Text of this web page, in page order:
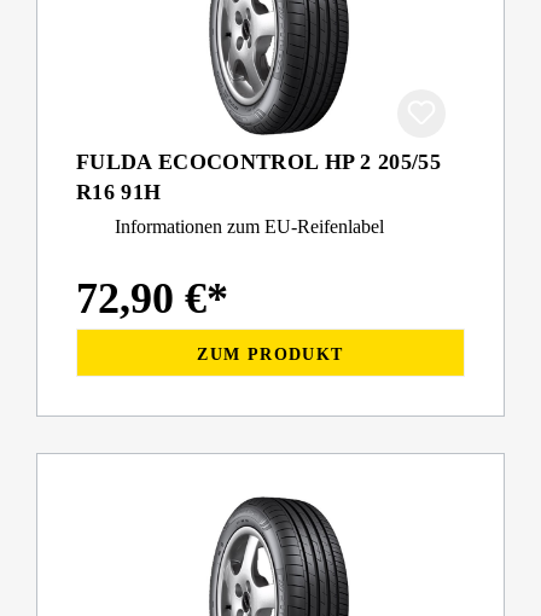
FULDA ECOCONTROL HP 2 205/55
R16 91H
Informationen zum EU-Reifenlabel
72,90 €*
ZUM PRODUKT